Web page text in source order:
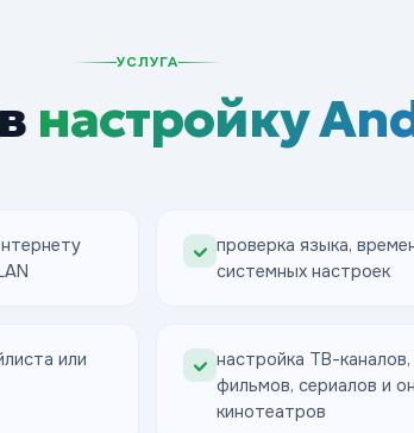
УСЛУГА
настройку
проверка языка,
системных настроек
или
настройка ТВ-каналов,
фильмов, сериалов и
кинотеатров